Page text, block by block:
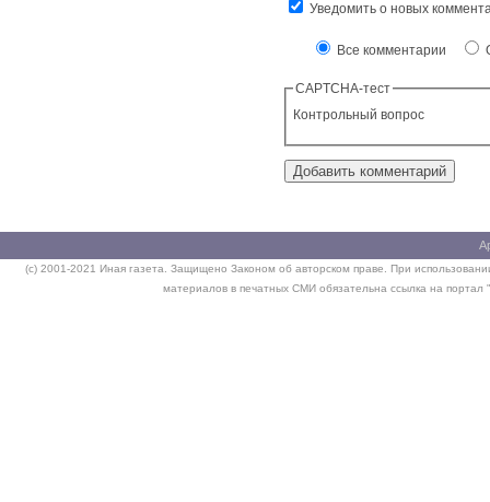
Уведомить о новых
Все комментарии
CAPTCHA-тест
Контрольный вопрос
(c) 2001-2021 Иная газета. Защищено Законом об авторском праве. При
материалов в печатных СМИ обязательна ссылка на